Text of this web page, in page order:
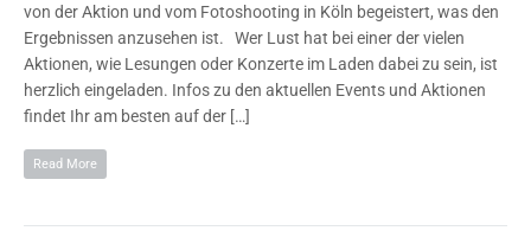
von der Aktion und vom Fotoshooting in Köln begeistert, was den
Ergebnissen anzusehen ist. Wer Lust hat bei einer der vielen
Aktionen, wie Lesungen oder Konzerte im Laden dabei zu sein, ist
herzlich eingeladen. Infos zu den aktuellen Events und Aktionen
findet Ihr am besten auf der […]
Read More